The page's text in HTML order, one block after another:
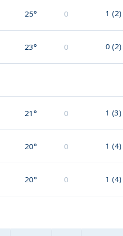
25° 0 1 (2)
23° 0 0 (2)
21° 0 1 (3)
20° 0 1 (4)
20° 0 1 (4)